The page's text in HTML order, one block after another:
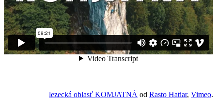
lezecká oblasť KOMJATNÁ od Rasto Hatiar, Vimeo.